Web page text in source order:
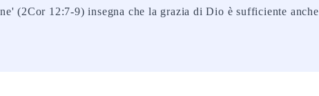
(2Cor 12:7-9) insegna che la grazia di Dio è sufficiente anche